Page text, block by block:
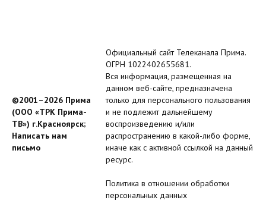
©2001–2026 Прима
(ООО «ТРК Прима-
ТВ») г.Красноярск;
Написать нам
письмо
Официальный сайт Телеканала Прима.
ОГРН 1022402655681.
Вся информация, размещенная на
данном веб-сайте, предназначена
только для персонального пользования
и не подлежит дальнейшему
воспроизведению и/или
распространению в какой-либо форме,
иначе как с активной ссылкой на данный
ресурс.
Политика в отношении обработки
персональных данных